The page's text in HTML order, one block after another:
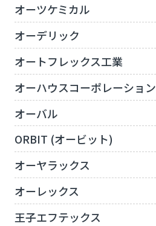
オーツケミカル
オーデリック
オートフレックス工業
オーハウスコーポレーション
オーバル
ORBIT (オービット)
オーヤラックス
オーレックス
王子エフテックス